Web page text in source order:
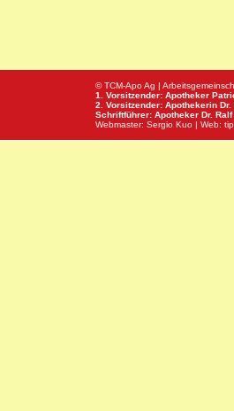
© TCM-Apo Ag |
1. Vorsitzender: Apotheker
2. Vorsitzender: Apothekerin Dr.
Schriftführer: Apotheker Dr. Ralf
Webmaster: Sergio Kuo | Web: